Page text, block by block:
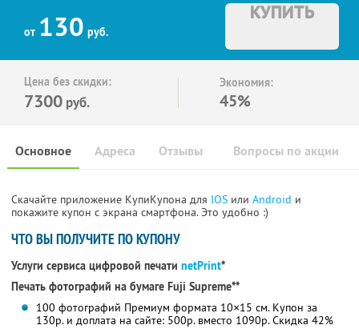
от 130 руб.
КУПИТЬ
Цена без скидки:
7300 руб.
Экономия:
45%
Основное Отзывы Вопросы по акции
Адреса
Скачайте приложение КупиКупона для IOS или Android и
покажите купон с экрана смартфона. Это удобно :)
ЧТО ВЫ ПОЛУЧИТЕ ПО КУПОНУ
Услуги сервиса цифровой печати netPrint*
Печать фотографий на бумаге Fuji Supreme**
100 фотографий Премиум формата 10×15 см. Купон за
130р. и доплата на сайте: 500р. вместо 1090р. Скидка 42%